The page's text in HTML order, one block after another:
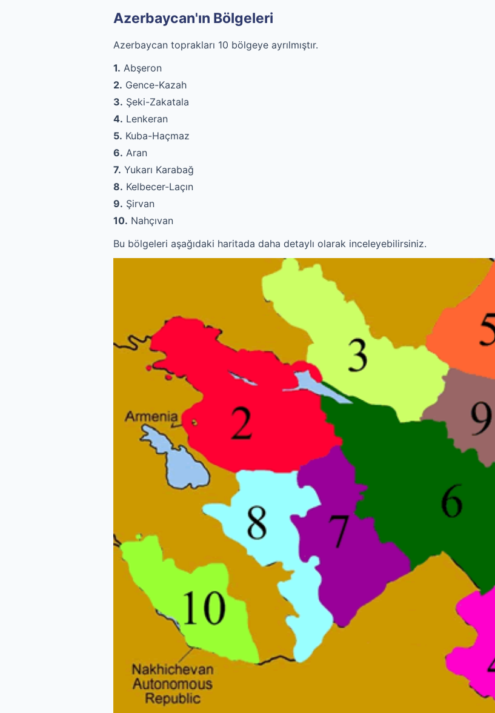
Azerbaycan'ın Bölgeleri
Azerbaycan toprakları 10 bölgeye ayrılmıştır.
1. Abşeron
2. Gence-Kazah
3. Şeki-Zakatala
4. Lenkeran
5. Kuba-Haçmaz
6. Aran
7. Yukarı Karabağ
8. Kelbecer-Laçın
9. Şirvan
10. Nahçıvan
Bu bölgeleri aşağıdaki haritada daha detaylı olarak inceleyebilirsiniz.